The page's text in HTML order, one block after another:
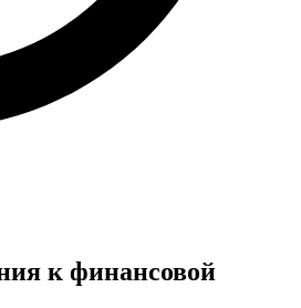
к финансовой